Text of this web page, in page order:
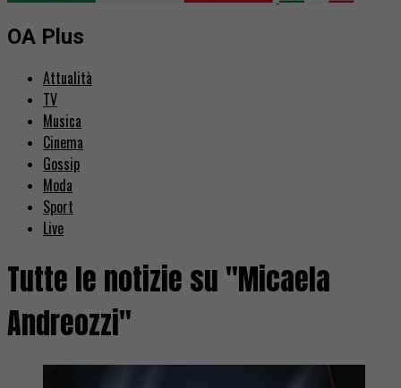
OA Plus
Attualità
TV
Musica
Cinema
Gossip
Moda
Sport
Live
Tutte le notizie su "Micaela
Andreozzi"